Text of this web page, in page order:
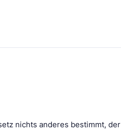
nichts anderes bestimmt, der